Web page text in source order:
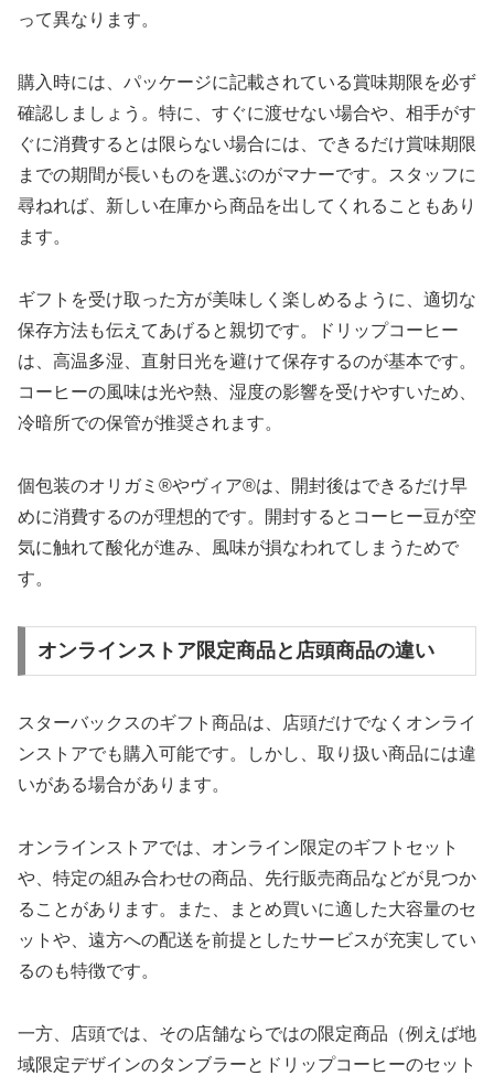
って異なります。
購入時には、パッケージに記載されている賞味期限を必ず
確認しましょう。特に、すぐに渡せない場合や、相手がす
ぐに消費するとは限らない場合には、できるだけ賞味期限
までの期間が長いものを選ぶのがマナーです。スタッフに
尋ねれば、新しい在庫から商品を出してくれることもあり
ます。
ギフトを受け取った方が美味しく楽しめるように、適切な
保存方法も伝えてあげると親切です。ドリップコーヒー
は、高温多湿、直射日光を避けて保存するのが基本です。
コーヒーの風味は光や熱、湿度の影響を受けやすいため、
冷暗所での保管が推奨されます。
個包装のオリガミ®やヴィア®は、開封後はできるだけ早
めに消費するのが理想的です。開封するとコーヒー豆が空
気に触れて酸化が進み、風味が損なわれてしまうためで
す。
オンラインストア限定商品と店頭商品の違い
スターバックスのギフト商品は、店頭だけでなくオンライ
ンストアでも購入可能です。しかし、取り扱い商品には違
いがある場合があります。
オンラインストアでは、オンライン限定のギフトセット
や、特定の組み合わせの商品、先行販売商品などが見つか
ることがあります。また、まとめ買いに適した大容量のセ
ットや、遠方への配送を前提としたサービスが充実してい
るのも特徴です。
一方、店頭では、その店舗ならではの限定商品（例えば地
域限定デザインのタンブラーとドリップコーヒーのセット